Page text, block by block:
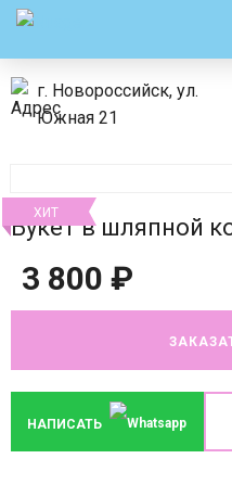
г. Новороссийск, ул.
Южная 21
ХИТ
Букет в шляпной
3 800 ₽
НАПИСАТЬ